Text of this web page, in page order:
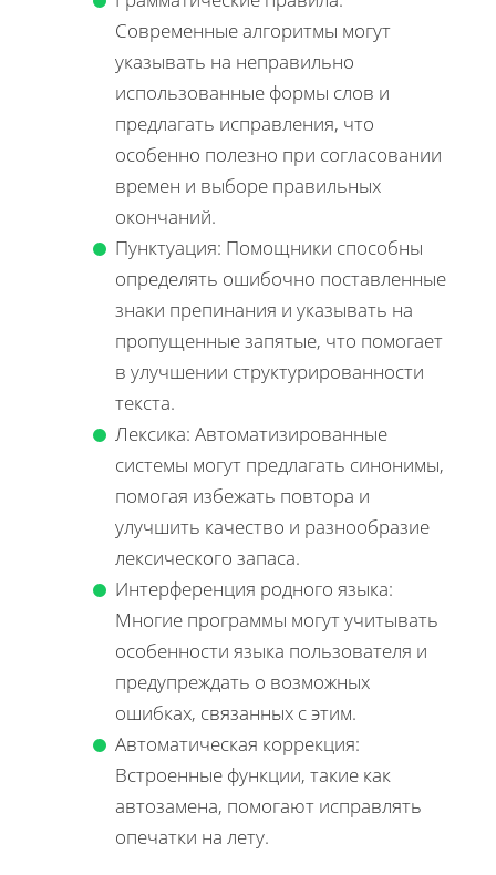
Современные алгоритмы могут
указывать на неправильно
использованные формы слов и
предлагать исправления, что
особенно полезно при согласовании
времен и выборе правильных
окончаний.
Пунктуация: Помощники способны
определять ошибочно поставленные
знаки препинания и указывать на
пропущенные запятые, что помогает
в улучшении структурированности
текста.
Лексика: Автоматизированные
системы могут предлагать синонимы,
помогая избежать повтора и
улучшить качество и разнообразие
лексического запаса.
Интерференция родного языка:
Многие программы могут учитывать
особенности языка пользователя и
предупреждать о возможных
ошибках, связанных с этим.
Автоматическая коррекция:
Встроенные функции, такие как
автозамена, помогают исправлять
опечатки на лету.